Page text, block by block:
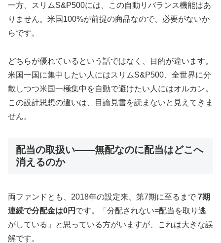
一方、スリムS&P500には、この自動リバランス機能はあ
りません。米国100%が前提の商品なので、必要がないか
らです。
どちらが優れているという話ではなく、目的が違います。
米国一国に集中したい人にはスリムS&P500、全世界に分
散しつつ米国一極集中を自動で避けたい人にはオルカン。
この設計思想の違いは、目論見書を読まないと見えてきま
せん。
配当の取扱い——無配なのに配当はどこへ
消えるのか
両ファンドとも、2018年の設定来、第7期に至るまで 7期
連続で分配金は0円 です。「分配されない=配当を取り逃
がしている」と思っている方がいますが、これは大きな誤
解です。